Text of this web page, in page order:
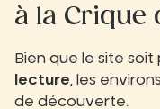
à la Crique
Bien que le site
lecture, les
de découverte.